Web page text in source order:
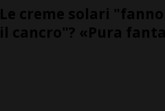
Le creme solari
il cancro"? «Pura